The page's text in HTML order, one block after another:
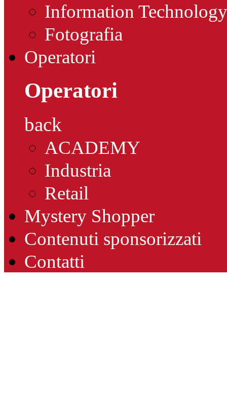
Information Technology
Fotografia
Operatori
Operatori
back
ACADEMY
Industria
Retail
Mystery Shopper
Contenuti sponsorizzati
Contatti